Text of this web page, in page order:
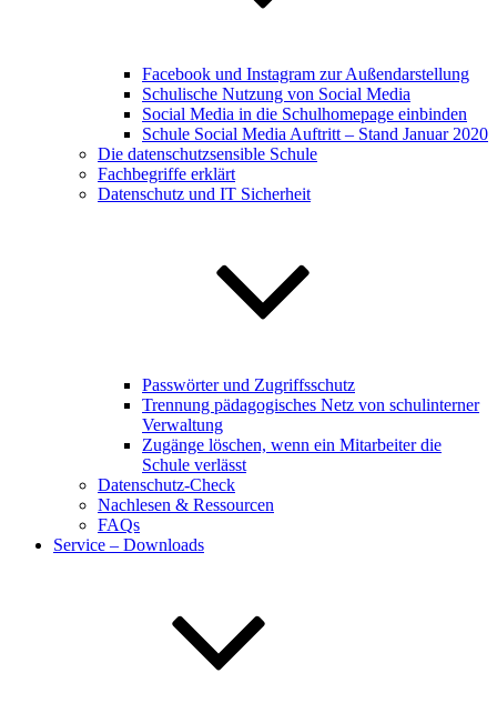
Facebook und Instagram zur Außendarstellung
Schulische Nutzung von Social Media
Social Media in die Schulhomepage einbinden
Schule Social Media Auftritt – Stand Januar 2020
Die datenschutzsensible Schule
Fachbegriffe erklärt
Datenschutz und IT Sicherheit
Passwörter und Zugriffsschutz
Trennung pädagogisches Netz von schulinterner
Verwaltung
Zugänge löschen, wenn ein Mitarbeiter die
Schule verlässt
Datenschutz-Check
Nachlesen & Ressourcen
FAQs
Service – Downloads